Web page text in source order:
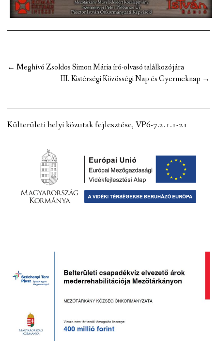
Post
← Meghívó Zsoldos Simon Mária író-olvasó találkozójára
III. Kistérségi Közösségi Nap és Gyermeknap →
Külterületi helyi közutak fejlesztése, VP6-7.2.1.1-21